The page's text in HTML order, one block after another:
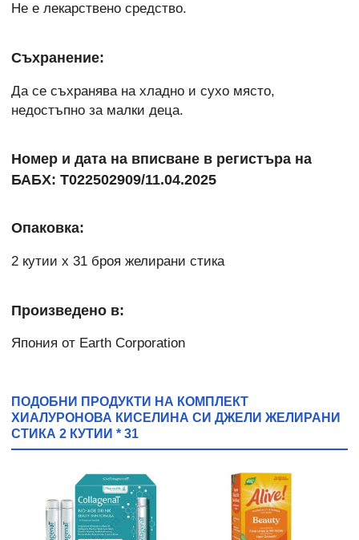
Не е лекарствено средство.
Съхранение:
Да се съхранява на хладно и сухо място,
недостъпно за малки деца.
Номер и дата на вписване в регистъра на
БАБХ: Т022502909/11.04.2025
Опаковка:
2 кутии x 31 броя желирани стика
Произведено в:
Япония от Earth Corporation
ПОДОБНИ ПРОДУКТИ НА КОМПЛЕКТ
ХИАЛУРОНОВА КИСЕЛИНА СИ ДЖЕЛИ ЖЕЛИРАНИ
СТИКА 2 КУТИИ * 31